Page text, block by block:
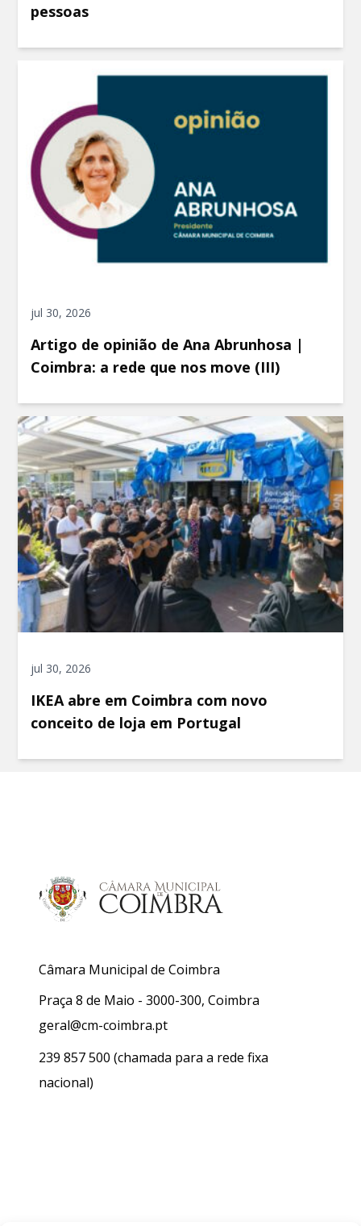
pessoas
jul 30, 2026
Artigo de opinião de Ana Abrunhosa |
Coimbra: a rede que nos move (III)
jul 30, 2026
IKEA abre em Coimbra com novo
conceito de loja em Portugal
Câmara Municipal de Coimbra
Praça 8 de Maio - 3000-300, Coimbra
geral@cm-coimbra.pt
239 857 500 (chamada para a rede fixa
nacional)